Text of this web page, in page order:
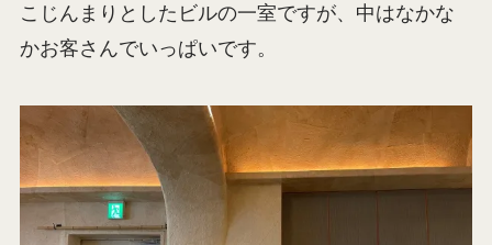
こじんまりとしたビルの一室ですが、中はなかな
かお客さんでいっぱいです。